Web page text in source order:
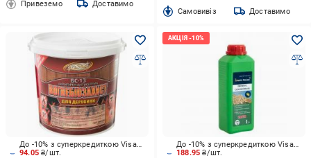
Привеземо Доставимо
Cамовивіз Доставимо
94.05₴/шт.
До -10% з суперкредиткою Visa Вигода
188.95₴/шт.
До -10% з суперкредиткою Visa Вигода